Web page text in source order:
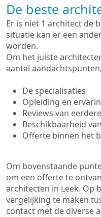
De beste
Er is niet 1 architect de
situatie kan er een
worden.
Om het juiste
aantal
De specialisaties
Opleiding en
Reviews van
Beschikbaarheid
Offerte binnen het
Om bovenstaande
om een offerte te
architecten in Leek. Op
vergelijking te maken
contact met de diverse